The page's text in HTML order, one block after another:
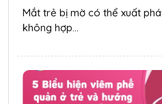
Mắt trẻ bị mờ có thể xuất
không hợp...